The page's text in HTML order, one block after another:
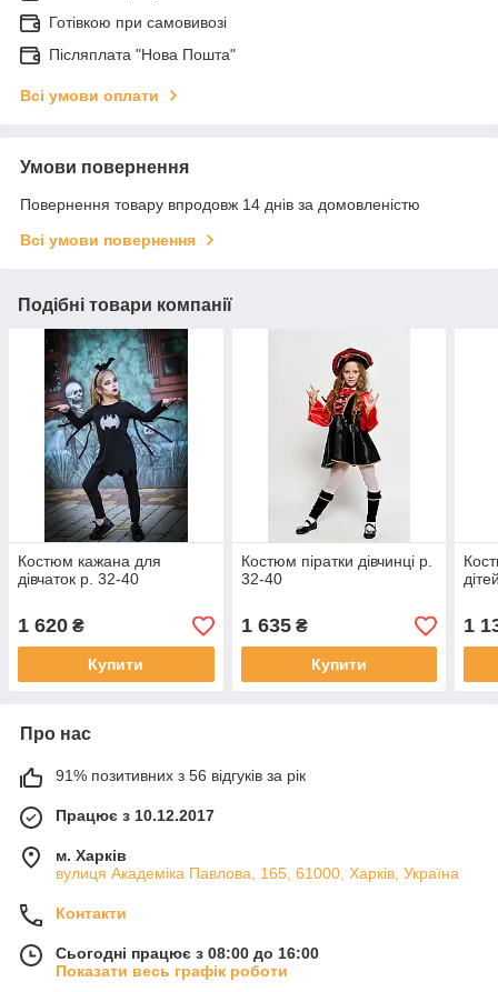
Готівкою при самовивозі
Післяплата "Нова Пошта"
Всі умови оплати
Умови повернення
Повернення товару впродовж 14 днів за домовленістю
Всі умови повернення
Подібні товари компанії
Костюм кажана для
дівчаток р. 32-40
1 620 ₴
Купити
Костюм піратки дівчинці р.
32-40
1 635₴
Купити
1
Про нас
91% позитивних з 56 відгуків за рік
Працює з 10.12.2017
м. Харків
вулиця Академіка Павлова, 165, 61000, Харків, Україна
Контакти
Сьогодні працює з 08:00 до 16:00
Показати весь графік роботи